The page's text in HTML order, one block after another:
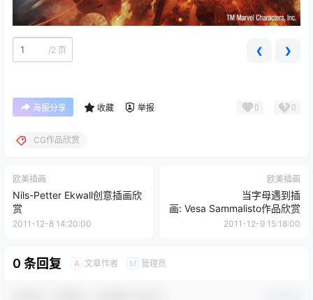
/2 页 ❮ ❯
海报分享 收藏 举报 0 0
CG作品欣赏
欧美插画
Nils-Petter Ekwall创意插画欣
赏
2011-12-8 14:20:00
欧美插画
当字母遇到插
画: Vesa Sammalisto作品欣赏
2011-12-9 15:18:00
0 条回复 A 文章作者 M 管理员